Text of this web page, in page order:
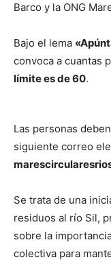
Barco y la ONG
Bajo el lema
convoca a cuantas
límite es de 60.
Las personas
siguiente correo
Se trata de una
residuos al río Sil,
sobre la
colectiva para